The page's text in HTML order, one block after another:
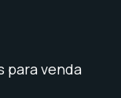
para venda